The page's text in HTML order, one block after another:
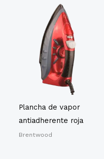
Plancha de vapor
antiadherente roja
Brentwood